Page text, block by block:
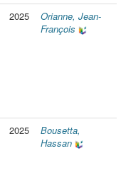
2025
Orianne, Jean-
François
2025
Bousetta,
Hassan